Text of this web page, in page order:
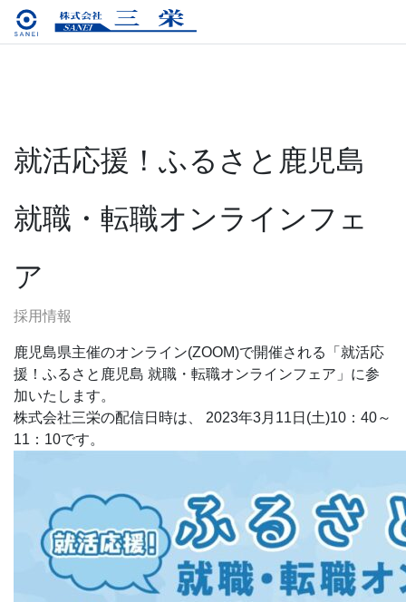
就活応援！ふるさと鹿児島
就職・転職オンラインフェ
ア
採用情報
鹿児島県主催のオンライン(ZOOM)で開催される「就活応
援！ふるさと鹿児島 就職・転職オンラインフェア」に参
加いたします。
株式会社三栄の配信日時は、 2023年3月11日(土)10：40～
11：10です。